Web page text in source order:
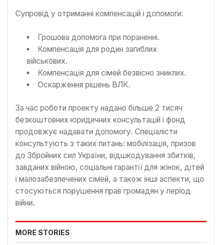
Супровід у отриманні компенсацій і допомоги:
Грошова допомога при пораненні.
Компенсація для родин загиблих
військових.
Компенсація для сімей безвісно зниклих.
Оскарження рішень ВЛК.
За час роботи проекту надано більше 2 тисяч
безкоштовних юридичних консультацій і фонд
продовжує надавати допомогу. Спеціалісти
консультують з таких питань: мобілізація, призов
до Збройних сил України, відшкодування збитків,
завданих війною, соціальні гарантії для жінок, дітей
і малозабезпечених сімей, а також інші аспекти, що
стосуються порушення прав громадян у період
війни.
MORE STORIES